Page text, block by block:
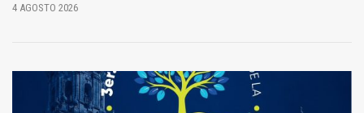
4 AGOSTO 2026